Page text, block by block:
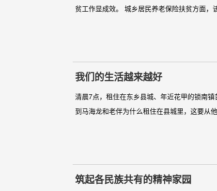
贫工作显成效。 城乡居民养老保险扶贫方面
我们的生活越来越好
清晨7点，租住在东乡县城、年近花甲的锁南
到马海龙和老伴为什么租住在县城里，这要从
筑起各民族共有的精神家园